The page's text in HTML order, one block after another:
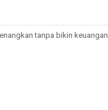
tanpa bikin keuangan